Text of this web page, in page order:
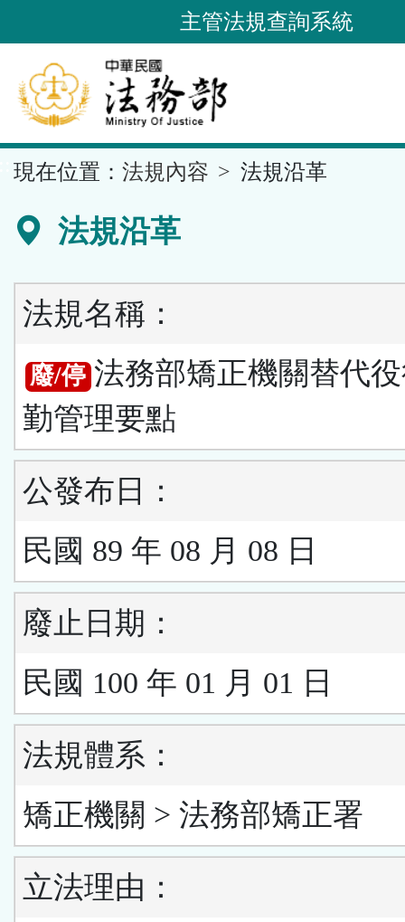
到
要
內
容
區
主管法規查詢系統
現在位置： 法規內容 法規沿革
法規沿革
法規名稱：
廢/停 法務部矯正機關替代
勤管理要點
公發布日：
民國 89 年 08 月 08 日
廢止日期：
民國 100 年 01 月 01 日
法規體系：
矯正機關 > 法務部矯正署
立法理由：